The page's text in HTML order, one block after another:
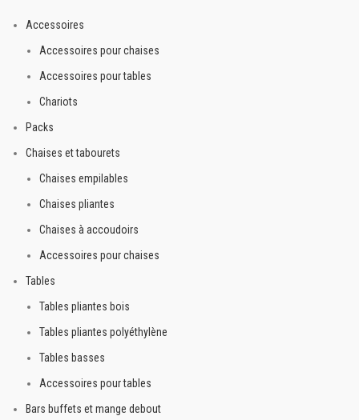
Accessoires
Accessoires pour chaises
Accessoires pour tables
Chariots
Packs
Chaises et tabourets
Chaises empilables
Chaises pliantes
Chaises à accoudoirs
Accessoires pour chaises
Tables
Tables pliantes bois
Tables pliantes polyéthylène
Tables basses
Accessoires pour tables
Bars buffets et mange debout